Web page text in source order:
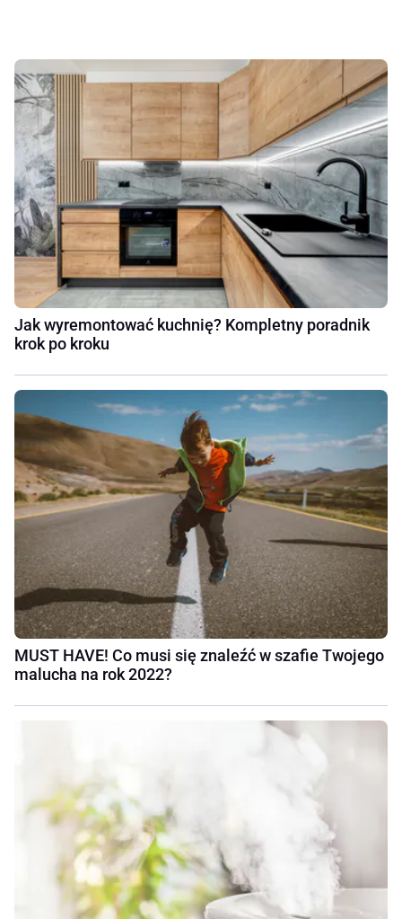
Jak wyremontować kuchnię? Kompletny poradnik
krok po kroku
MUST HAVE! Co musi się znaleźć w szafie Twojego
malucha na rok 2022?